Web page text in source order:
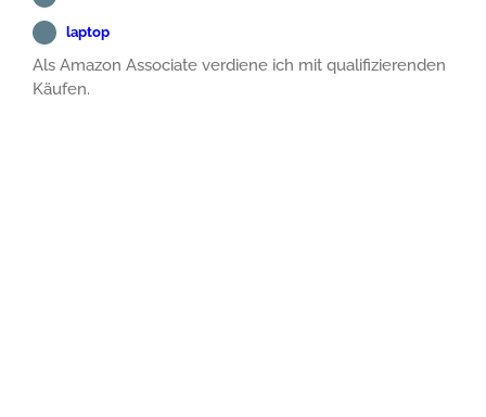
laptop
Als Amazon Associate verdiene ich mit qualifizierenden
Käufen.